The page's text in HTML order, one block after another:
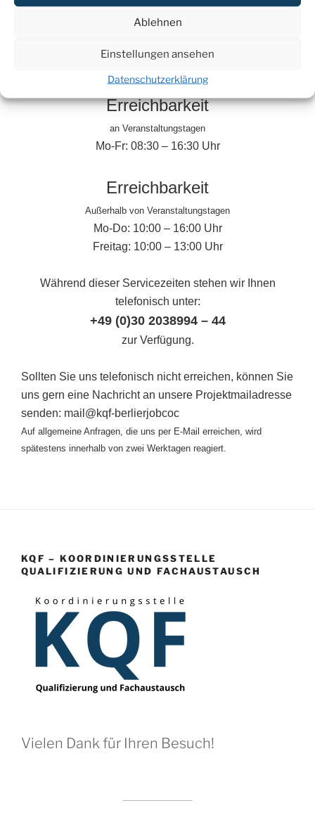
Ablehnen
Einstellungen ansehen
Datenschutzerklärung
Mail:samia.abdul-al@jsd.de
Erreichbarkeit
an Veranstaltungstagen
Mo-Fr: 08:30 – 16:30 Uhr
Erreichbarkeit
Außerhalb von Veranstaltungstagen
Mo-Do: 10:00 – 16:00 Uhr
Freitag: 10:00 – 13:00 Uhr
Während dieser Servicezeiten stehen wir Ihnen
telefonisch unter:
+49 (0)30 2038994 – 44
zur Verfügung.
Sollten Sie uns telefonisch nicht erreichen, können Sie
uns gern eine Nachricht an unsere Projektmailadresse
senden: mail@kqf-berlierjobcoc
Auf allgemeine Anfragen, die uns per E-Mail erreichen, wird
spätestens innerhalb von zwei Werktagen reagiert.
KQF – KOORDINIERUNGSSTELLE
QUALIFIZIERUNG UND FACHAUSTAUSCH
Vielen Dank für Ihren Besuch!